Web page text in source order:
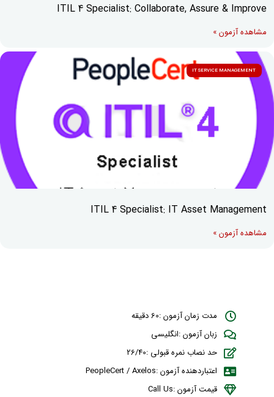
ITIL 4 Specialist: Collaborate, Assure & Improve
مشاهده آزمون »
IT SERVICE MANAGEMENT
ITIL 4 Specialist: IT Asset Management
مشاهده آزمون »
مدت زمان آزمون :60 دقیقه
زبان آزمون :انگلیسی
حد نصاب نمره قبولی :26/40
اعتباردهنده آزمون :PeopleCert / Axelos
قیمت آزمون :Call Us